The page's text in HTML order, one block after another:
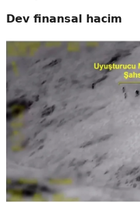
Dev finansal hacim